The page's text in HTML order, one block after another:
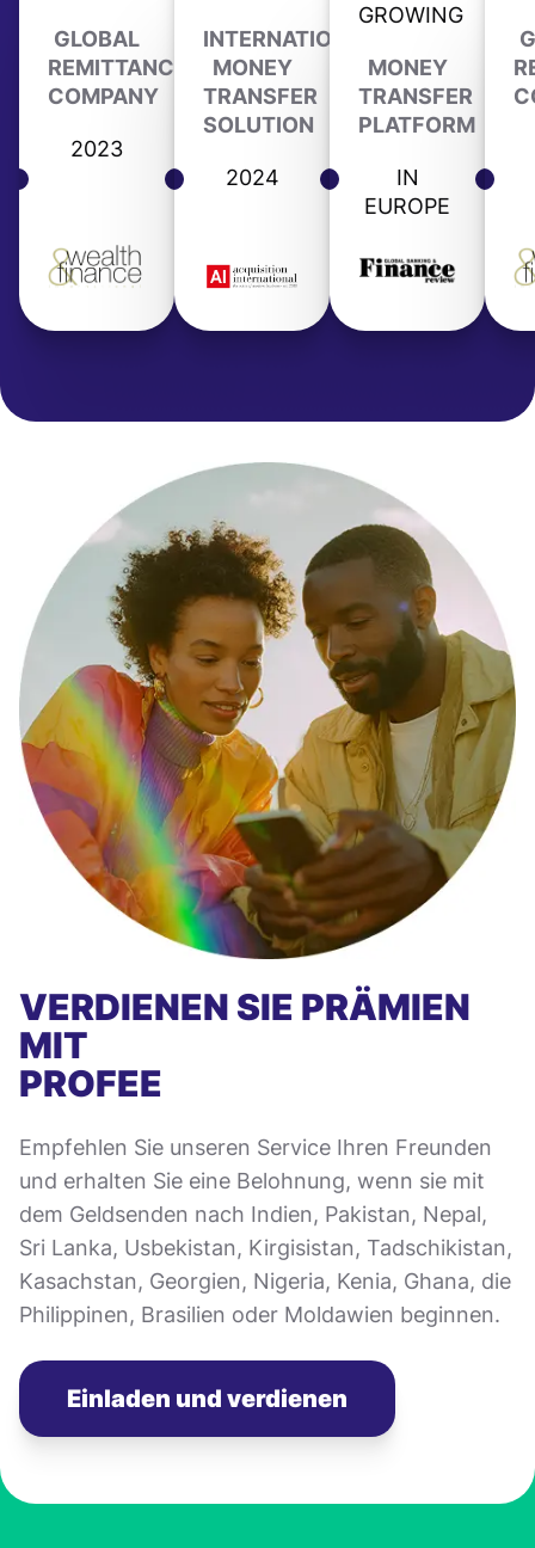
GLOBAL
REMITTANCE
COMPANY
2023
INTERNATIONAL
MONEY
TRANSFER
SOLUTION
2024
GROWING
MONEY
TRANSFER
PLATFORM
IN
EUROPE
VERDIENEN SIE PRÄMIEN
MIT
PROFEE
Empfehlen Sie unseren Service Ihren Freunden
und erhalten Sie eine Belohnung, wenn sie mit
dem Geldsenden nach Indien, Pakistan, Nepal,
Sri Lanka, Usbekistan, Kirgisistan, Tadschikistan,
Kasachstan, Georgien, Nigeria, Kenia, Ghana, die
Philippinen, Brasilien oder Moldawien beginnen.
Einladen und verdienen